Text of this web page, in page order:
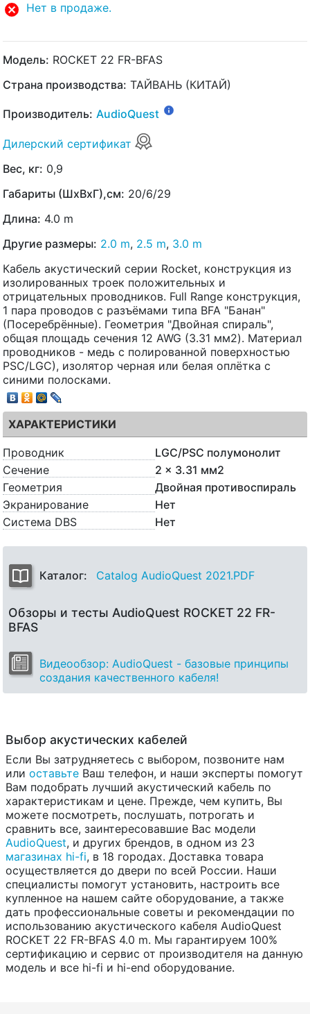
Нет в продаже.
Модель: ROCKET 22 FR-BFAS
Страна производства: ТАЙВАНЬ (КИТАЙ)
Производитель: AudioQuest
Дилерский сертификат
Вес, кг: 0,9
Габариты (ШхВхГ),см: 20/6/29
Длина: 4.0 m
Другие размеры: 2.0 m, 2.5 m, 3.0 m
Кабель акустический серии Rocket, конструкция из
изолированных троек положительных и
отрицательных проводников. Full Range конструкция,
1 пара проводов с разъёмами типа BFA "Банан"
(Посеребрённые). Геометрия "Двойная спираль",
общая площадь сечения 12 AWG (3.31 мм2). Материал
проводников - медь с полированной поверхностью
PSC/LGC), изолятор черная или белая оплётка с
синими полосками.
ХАРАКТЕРИСТИКИ
Проводник
LGC/PSC полумонолит
Сечение
2 x 3.31 мм2
Геометрия
Двойная противоспираль
Экранирование
Нет
Система DBS
Нет
Каталог: Catalog AudioQuest 2021.PDF
Обзоры и тесты AudioQuest ROCKET 22 FR-
BFAS
Видеообзор: AudioQuest - базовые принципы
создания качественного кабеля!
Выбор акустических кабелей
Если Вы затрудняетесь с выбором, позвоните нам
или оставьте Ваш телефон, и наши эксперты помогут
Вам подобрать лучший акустический кабель по
характеристикам и цене. Прежде, чем купить, Вы
можете посмотреть, послушать, потрогать и
сравнить все, заинтересовавшие Вас модели
AudioQuest, и других брендов, в одном из 23
магазинах hi-fi, в 18 городах. Доставка товара
осуществляется до двери по всей России. Наши
специалисты помогут установить, настроить все
купленное на нашем сайте оборудование, а также
дать профессиональные советы и рекомендации по
использованию акустического кабеля AudioQuest
ROCKET 22 FR-BFAS 4.0 m. Мы гарантируем 100%
сертификацию и сервис от производителя на данную
модель и все hi-fi и hi-end оборудование.